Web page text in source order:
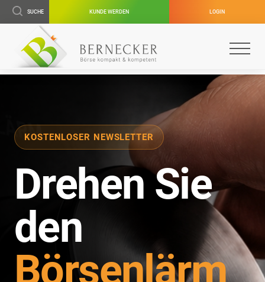
SUCHE KUNDE WERDEN LOGIN
KOSTENLOSER NEWSLETTER
Drehen Sie
den
Börsenlärm